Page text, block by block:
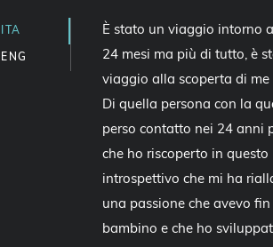
ITA
ENG
È stato un viaggio intorno
24 mesi ma più di tutto, è
viaggio alla scoperta di me
Di quella persona con la
perso contatto nei 24 anni
che ho riscoperto in questo
introspettivo che mi ha
una passione che avevo fin
bambino e che ho